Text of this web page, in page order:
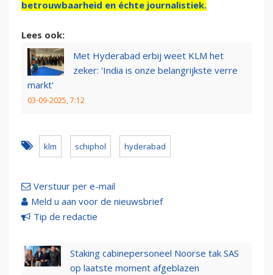
betrouwbaarheid en échte journalistiek.
Lees ook:
Met Hyderabad erbij weet KLM het
zeker: 'India is onze belangrijkste verre
markt'
03-09-2025, 7:12
klm schiphol hyderabad
Verstuur per e-mail
Meld u aan voor de nieuwsbrief
Tip de redactie
Staking cabinepersoneel Noorse tak SAS
op laatste moment afgeblazen